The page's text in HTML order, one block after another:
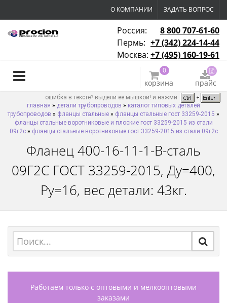
О КОМПАНИИ ЗАДАТЬ ВОПРОС
Россия:
8 800 707-61-60
Пермь: +7 (342) 224-14-44
Москва: +7 (495) 160-19-61
0
корзина прайс
ошибка в тексте? выдели её мышкой! и нажми
главная » детали трубопроводов » каталог типовых деталей
трубопроводов » фланцы стальные » фланцы стальные гост 33259-2015 »
фланцы стальные воротниковые и плоские гост 33259-2015 из стали
09г2с» фланцы стальные воротниковые гост 33259-2015 из стали 09г2с
Фланец 400-16-11-1-B-сталь
09Г2С ГОСТ 33259-2015, Ду=400,
Ру=16, вес детали: 43кг.
Работаем только с оптовыми и мелкооптовыми
заказами